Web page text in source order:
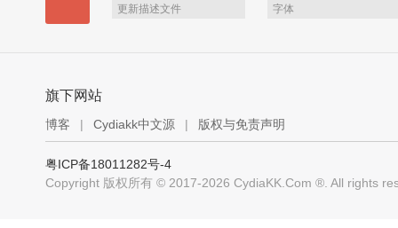
更新描述文件
字体
BlackOrs 2 主题 [VIP5专享]
超精美的主题 兼容7.0-
Amara XI 主题 [VIP5专享]
超精美的主题 兼容7.0-
旗下网站
博客 | Cydiakk中文源 | 版权与免责声明
粤ICP备18011282号-4
Copyright 版权所有 © 2017-2026 CydiaKK.Com ®. All rights